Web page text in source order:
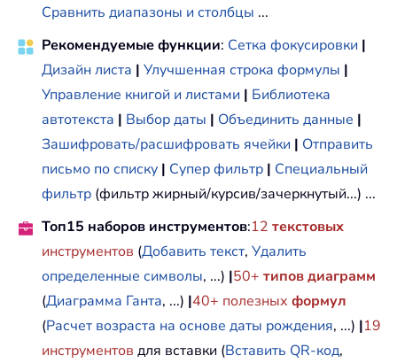
Сравнить диапазоны и столбцы ...
Рекомендуемые функции: Сетка фокусировки |
Дизайн листа | Улучшенная строка формулы |
Управление книгой и листами | Библиотека
автотекста | Выбор даты | Объединить данные |
Зашифровать/расшифровать ячейки | Отправить
письмо по списку | Супер фильтр | Специальный
фильтр (фильтр жирный/курсив/зачеркнутый...) ...
Топ15 наборов инструментов:12 текстовых
инструментов (Добавить текст, Удалить
определенные символы, ...) |50+ типов диаграмм
(Диаграмма Ганта, ...) |40+ полезных формул
(Расчет возраста на основе даты рождения, ...) |19
инструментов для вставки (Вставить QR-код,